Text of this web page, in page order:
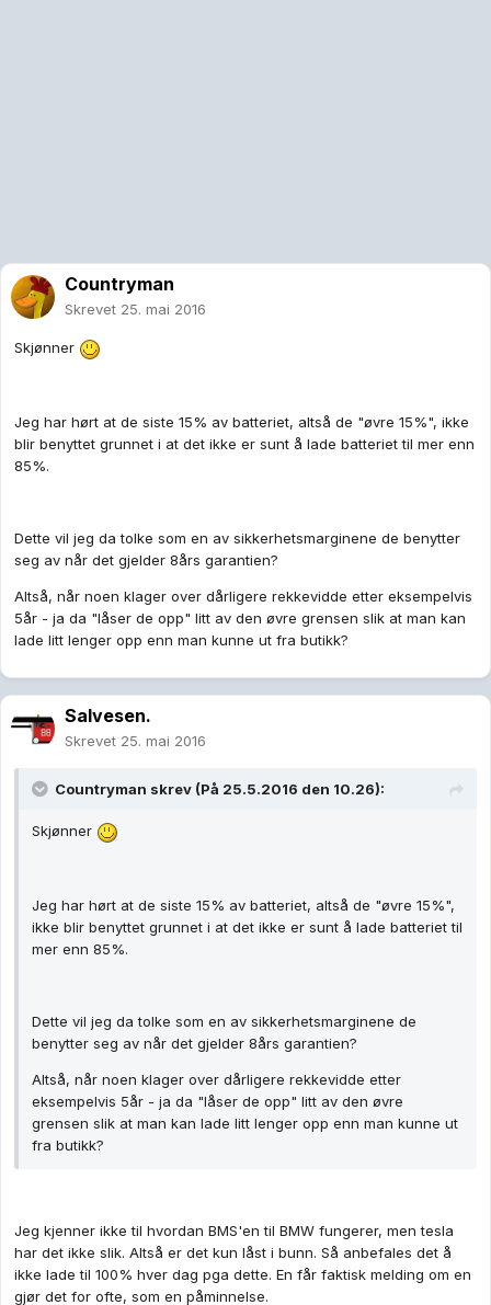
Countryman
Skrevet 25. mai 2016
Skjønner
Jeg har hørt at de siste 15% av batteriet, altså de "øvre 15%", ikke
blir benyttet grunnet i at det ikke er sunt å lade batteriet til mer enn
85%.
Dette vil jeg da tolke som en av sikkerhetsmarginene de benytter
seg av når det gjelder 8års garantien?
Altså, når noen klager over dårligere rekkevidde etter eksempelvis
5år - ja da "låser de opp" litt av den øvre grensen slik at man kan
lade litt lenger opp enn man kunne ut fra butikk?
Salvesen.
Skrevet 25. mai 2016
Countryman skrev (På 25.5.2016 den 10.26):
Skjønner
Jeg har hørt at de siste 15% av batteriet, altså de "øvre 15%",
ikke blir benyttet grunnet i at det ikke er sunt å lade batteriet til
mer enn 85%.
Dette vil jeg da tolke som en av sikkerhetsmarginene de
benytter seg av når det gjelder 8års garantien?
Altså, når noen klager over dårligere rekkevidde etter
eksempelvis 5år - ja da "låser de opp" litt av den øvre
grensen slik at man kan lade litt lenger opp enn man kunne ut
fra butikk?
Jeg kjenner ikke til hvordan BMS'en til BMW fungerer, men tesla
har det ikke slik. Altså er det kun låst i bunn. Så anbefales det å
ikke lade til 100% hver dag pga dette. En får faktisk melding om en
gjør det for ofte, som en påminnelse.